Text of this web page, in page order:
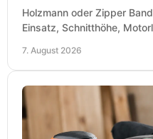
Holzmann oder Zipper
Einsatz, Schnitthöhe,
7. August 2026